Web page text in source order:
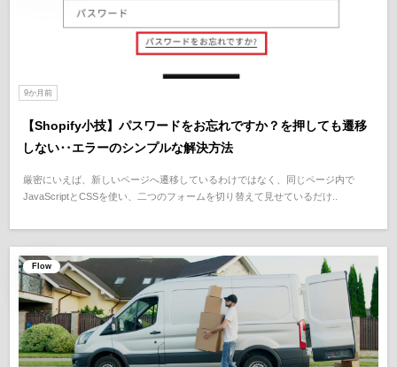
9か月前
【Shopify小技】パスワードをお忘れですか？を押しても遷移
しない‥エラーのシンプルな解決方法
厳密にいえば、新しいページへ遷移しているわけではなく、同じページ内で
JavaScriptとCSSを使い、二つのフォームを切り替えて見せているだけ..
Flow